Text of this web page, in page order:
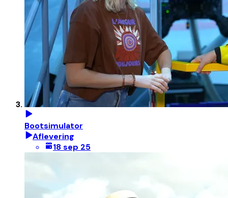
Bootsimulator
Aflevering
18 sep 25